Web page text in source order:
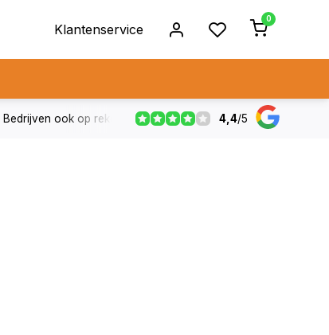
Klantenservice
0
Bedrijven ook op rekening De voorraad die
4,4/5